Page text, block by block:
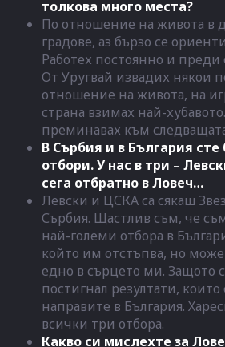
толкова много места?
По отношение на живота в
градове, аз бързо се
Работех постоянно и преди
От Уругвай извадих някои
отношение на живота, на
страна взимах най-
преминавах към
В Сърбия и в България
отбори. У нас в три –
сега отбратно в Ловеч…
Левски и ЦСКА са сякаш
Сърбия. Щастлив съм, че
най-големи отбора в
който им отстъпва, но
едно в сърцето ми. Защото
постигнал резултати,
направите в България.
всички три отбора.
Какво си мислехте за